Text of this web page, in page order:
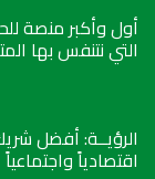
أول وأكبر منصة
التي نتنفس بها
الرؤيــة: أفضل
اقتصادياً واجتماعياً